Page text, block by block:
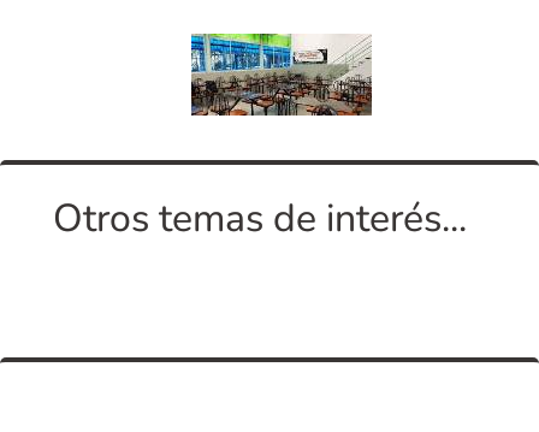
Otros temas de interés...